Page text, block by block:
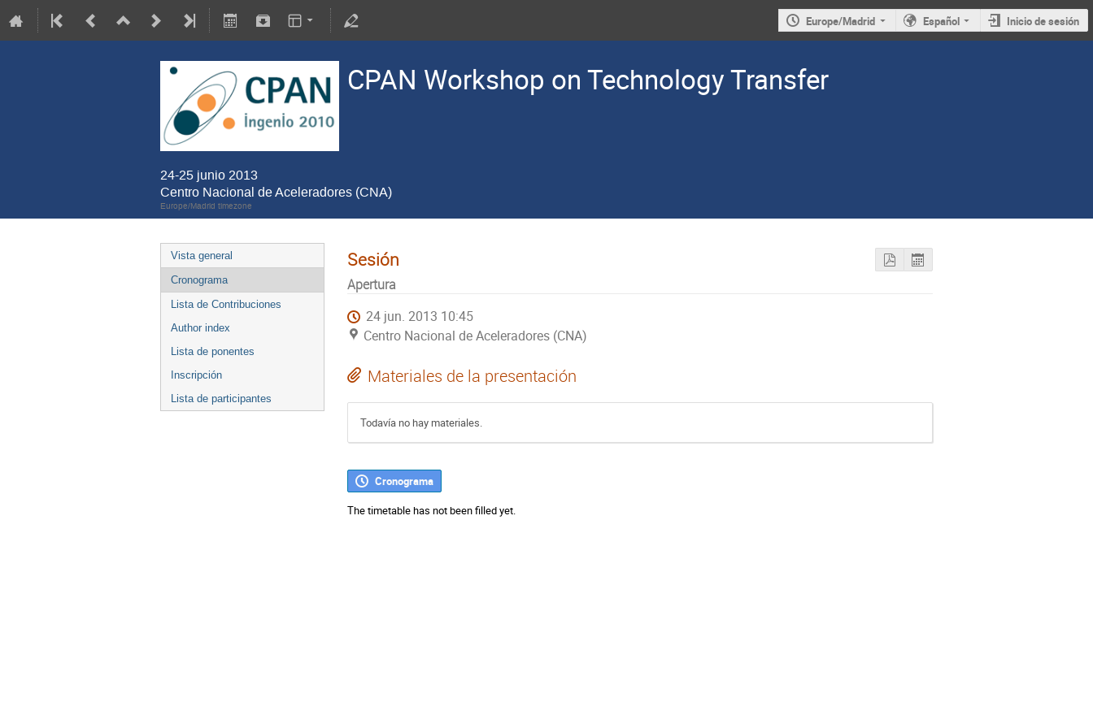
Europe/Madrid Español Inicio de sesión
CPAN Workshop on Technology Transfer
24-25 junio 2013
Centro Nacional de Aceleradores (CNA)
Europe/Madrid timezone
Vista general
Cronograma
Lista de Contribuciones
Author index
Lista de ponentes
Inscripción
Lista de participantes
Sesión
Apertura
24 jun. 2013 10:45
Centro Nacional de Aceleradores (CNA)
Materiales de la presentación
Todavía no hay materiales.
Cronograma
The timetable has not been filled yet.